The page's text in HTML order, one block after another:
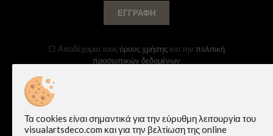
ΕΓΓΡΑΦΉ
Αποδέχομαι τους όρους χρήσηςκαι την πολιτική
προσωπικών δεδομένων
Τα cookies είναι σημαντικά για την εύρυθμη λειτουργία του
visualartsdeco.com και για την βελτίωση της online